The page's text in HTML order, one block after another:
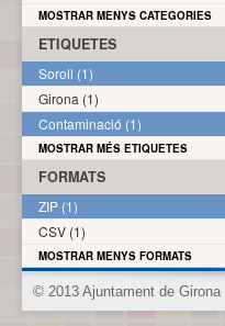
MOSTRAR MENYS CATEGORIES
ETIQUETES
Soroll (1)
Girona (1)
Contaminació (1)
MOSTRAR MÉS ETIQUETES
FORMATS
ZIP (1)
CSV (1)
MOSTRAR MENYS FORMATS
© 2013 Ajuntament de Girona